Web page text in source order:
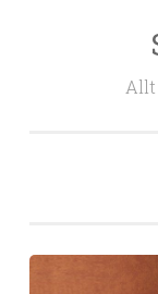
Allt